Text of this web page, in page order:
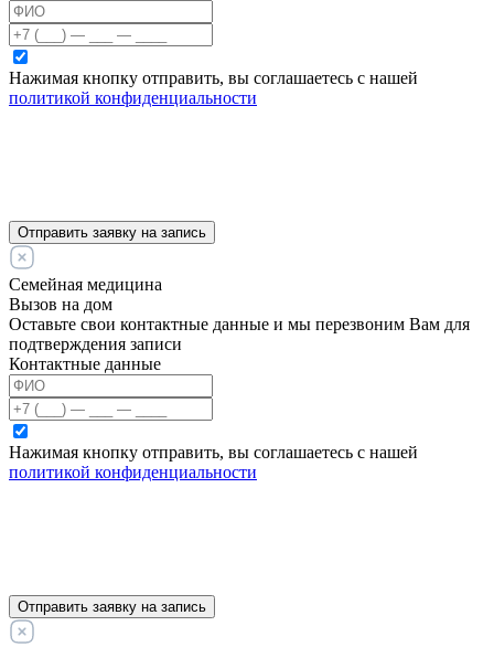
Нажимая кнопку отправить, вы соглашаетесь с нашей
политикой конфиденциальности
Отправить заявку на запись
Семейная медицина
Вызов на дом
Оставьте свои контактные данные и мы перезвоним Вам для
подтверждения записи
Контактные данные
Нажимая кнопку отправить, вы соглашаетесь с нашей
политикой конфиденциальности
Отправить заявку на запись